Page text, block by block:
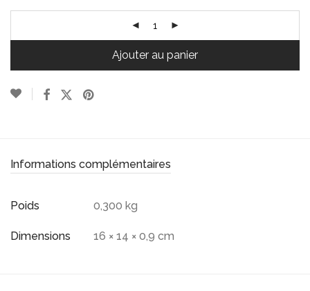
Ajouter au panier
Informations complémentaires
Poids 0,300 kg
Dimensions 16 × 14 × 0,9 cm